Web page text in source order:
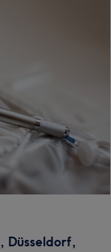
, Düsseldorf,